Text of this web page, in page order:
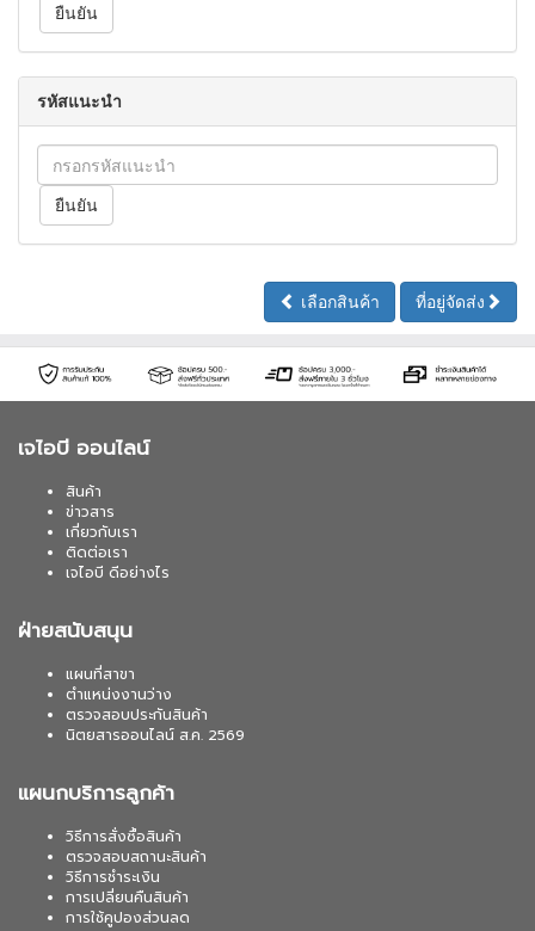
รหัสแนะนำ
เลือกสินค้า ที่อยู่จัดส่ง
เจไอบี ออนไลน์
สินค้า
ข่าวสาร
เกี่ยวกับเรา
ติดต่อเรา
เจไอบี ดีอย่างไร
ฝ่ายสนับสนุน
แผนที่สาขา
ตำแหน่งงานว่าง
ตรวจสอบประกันสินค้า
นิตยสารออนไลน์ ส.ค. 2569
แผนกบริการลูกค้า
วิธีการสั่งซื้อสินค้า
ตรวจสอบสถานะสินค้า
วิธีการชำระเงิน
การเปลี่ยนคืนสินค้า
การใช้คูปองส่วนลด